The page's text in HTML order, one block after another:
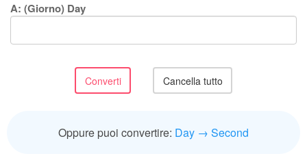
A: (Giorno) Day
Oppure puoi convertire: Day → Second